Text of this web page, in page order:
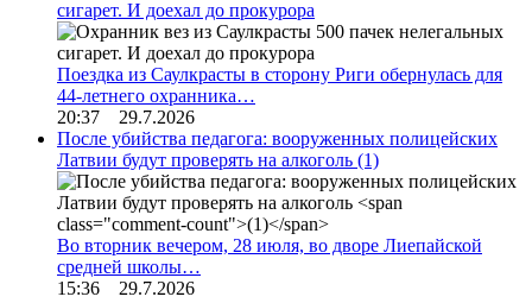
сигарет. И доехал до прокурора
Поездка из Саулкрасты в сторону Риги обернулась для
44-летнего охранника…
20:37 29.7.2026
После убийства педагога: вооруженных полицейских
Латвии будут проверять на алкоголь (1)
Во вторник вечером, 28 июля, во дворе Лиепайской
средней школы…
15:36 29.7.2026